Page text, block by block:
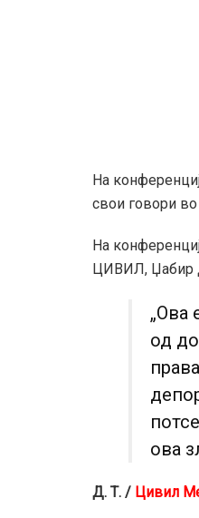
На
свои говори
На
ЦИВИЛ, Џабир
„Ова
од
ова
Д. Т. / Цивил